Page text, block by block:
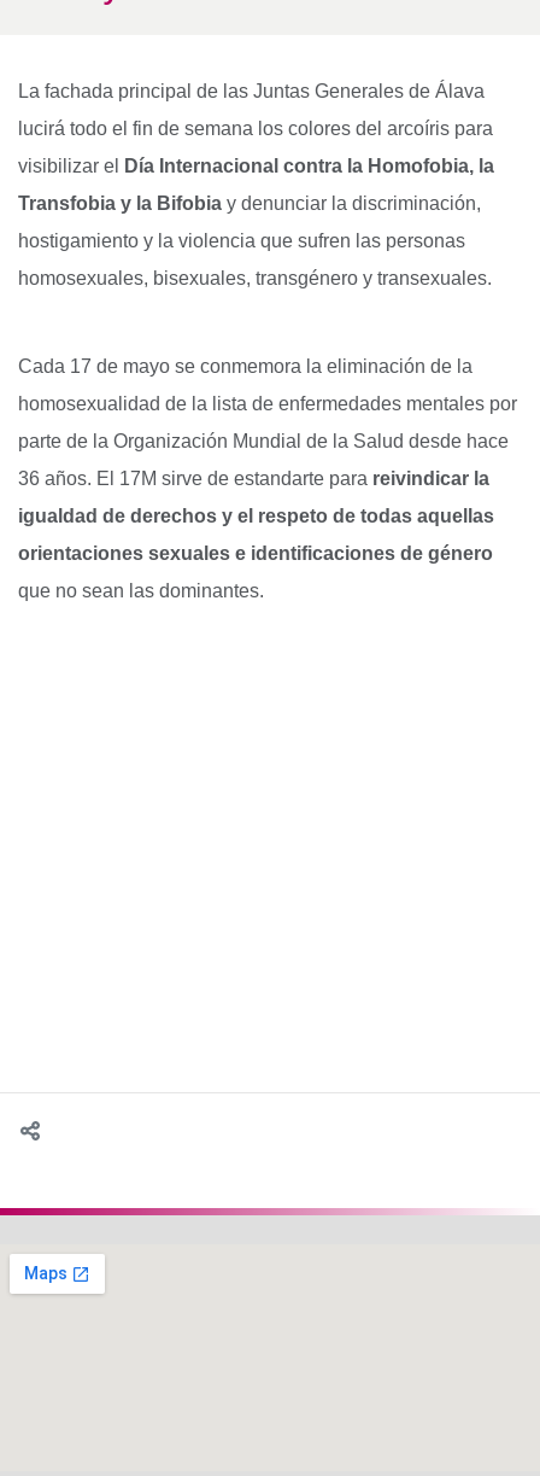
La fachada principal de las Juntas Generales de Álava
lucirá todo el fin de semana los colores del arcoíris para
visibilizar el
Día Internacional contra la Homofobia, la
Transfobia y la Bifobia y denunciar la discriminación,
hostigamiento y la violencia que sufren las personas
homosexuales, bisexuales, transgénero y transexuales.
Cada 17 de mayo se conmemora la eliminación de la
homosexualidad de la lista de enfermedades mentales por
parte de la Organización Mundial de la Salud desde hace
36 años. El 17M sirve de estandarte para reivindicar la
igualdad de derechos y el respeto de todas aquellas
orientaciones sexuales e identificaciones de género
que no sean las dominantes.